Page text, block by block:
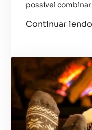
possível
Continuar